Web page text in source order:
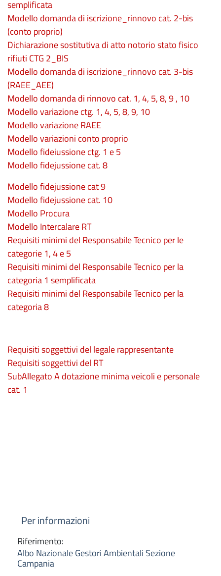
semplificata
Modello domanda di iscrizione_rinnovo cat. 2-bis
(conto proprio)
Dichiarazione sostitutiva di atto notorio stato fisico
rifiuti CTG 2_BIS
Modello domanda di iscrizione_rinnovo cat. 3-bis
(RAEE_AEE)
Modello domanda di rinnovo cat. 1, 4, 5, 8, 9 , 10
Modello variazione ctg. 1, 4, 5, 8, 9, 10
Modello variazione RAEE
Modello variazioni conto proprio
Modello fideiussione ctg. 1 e 5
Modello fidejussione cat. 8
Modello fidejussione cat 9
Modello fidejussione cat. 10
Modello Procura
Modello Intercalare RT
Requisiti minimi del Responsabile Tecnico per le
categorie 1, 4 e 5
Requisiti minimi del Responsabile Tecnico per la
categoria 1 semplificata
Requisiti minimi del Responsabile Tecnico per la
categoria 8
Requisiti soggettivi del legale rappresentante
Requisiti soggettivi del RT
SubAllegato A dotazione minima veicoli e personale
cat. 1
Per informazioni
Riferimento:
Albo Nazionale Gestori Ambientali Sezione
Campania